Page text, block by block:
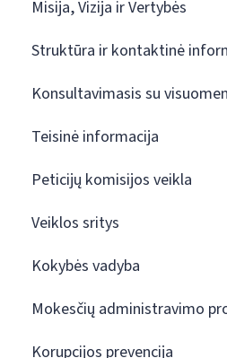
Misija, Vizija ir Vertybės
Struktūra ir kontaktinė
Konsultavimasis su
Teisinė informacija
Peticijų komisijos veikla
Veiklos sritys
Kokybės vadyba
Mokesčių administravimo
Korupcijos prevencija